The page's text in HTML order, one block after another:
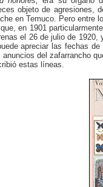
objeto de agresiones,
en Temuco. Pero
en 1901
el 26 de julio de
apreciar las fechas
del zafarrancho
estas líneas.